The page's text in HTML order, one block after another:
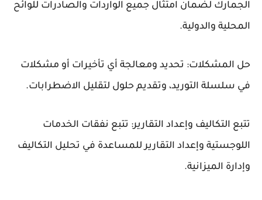
الجمارك لضمان امتثال جميع الواردات والصادرات للوائح
المحلية والدولية.
حل المشكلات: تحديد ومعالجة أي تأخيرات أو مشكلات
في سلسلة التوريد، وتقديم حلول لتقليل الاضطرابات.
تتبع التكاليف وإعداد التقارير: تتبع نفقات الخدمات
اللوجستية وإعداد التقارير للمساعدة في تحليل التكاليف
وإدارة الميزانية.